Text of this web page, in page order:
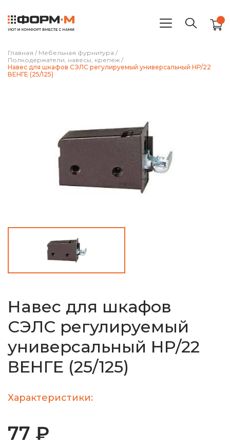
Главная / Мебельная фурнитура /
Полкодержатели, навесы, крепеж /
Навес для шкафов СЭЛС регулируемый универсальный НР/22
ВЕНГЕ (25/125)
Навес для шкафов
СЭЛС регулируемый
универсальный НР/22
ВЕНГЕ (25/125)
Характеристики:
77 ₽